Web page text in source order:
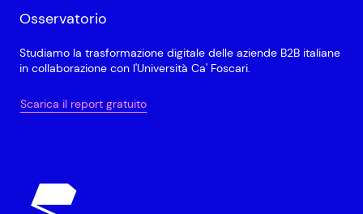
Osservatorio
Studiamo la trasformazione digitale delle aziende B2B italiane
in collaborazione con l'Università Ca' Foscari.
Scarica il report gratuito